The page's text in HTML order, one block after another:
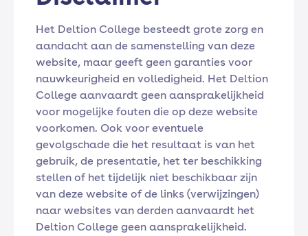
Het Deltion College besteedt grote zorg en
aandacht aan de samenstelling van deze
website, maar geeft geen garanties voor
nauwkeurigheid en volledigheid. Het Deltion
College aanvaardt geen aansprakelijkheid
voor mogelijke fouten die op deze website
voorkomen. Ook voor eventuele
gevolgschade die het resultaat is van het
gebruik, de presentatie, het ter beschikking
stellen of het tijdelijk niet beschikbaar zijn
van deze website of de links (verwijzingen)
naar websites van derden aanvaardt het
Deltion College geen aansprakelijkheid.